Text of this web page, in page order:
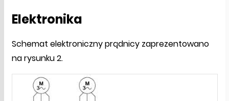
Elektronika
Schemat elektroniczny prądnicy zaprezentowano
na rysunku 2.